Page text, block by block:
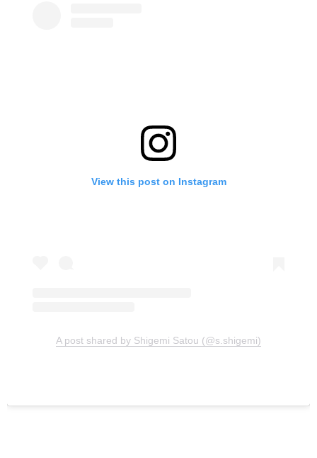
View this post on Instagram
A post shared by Shigemi Satou (@s.shigemi)